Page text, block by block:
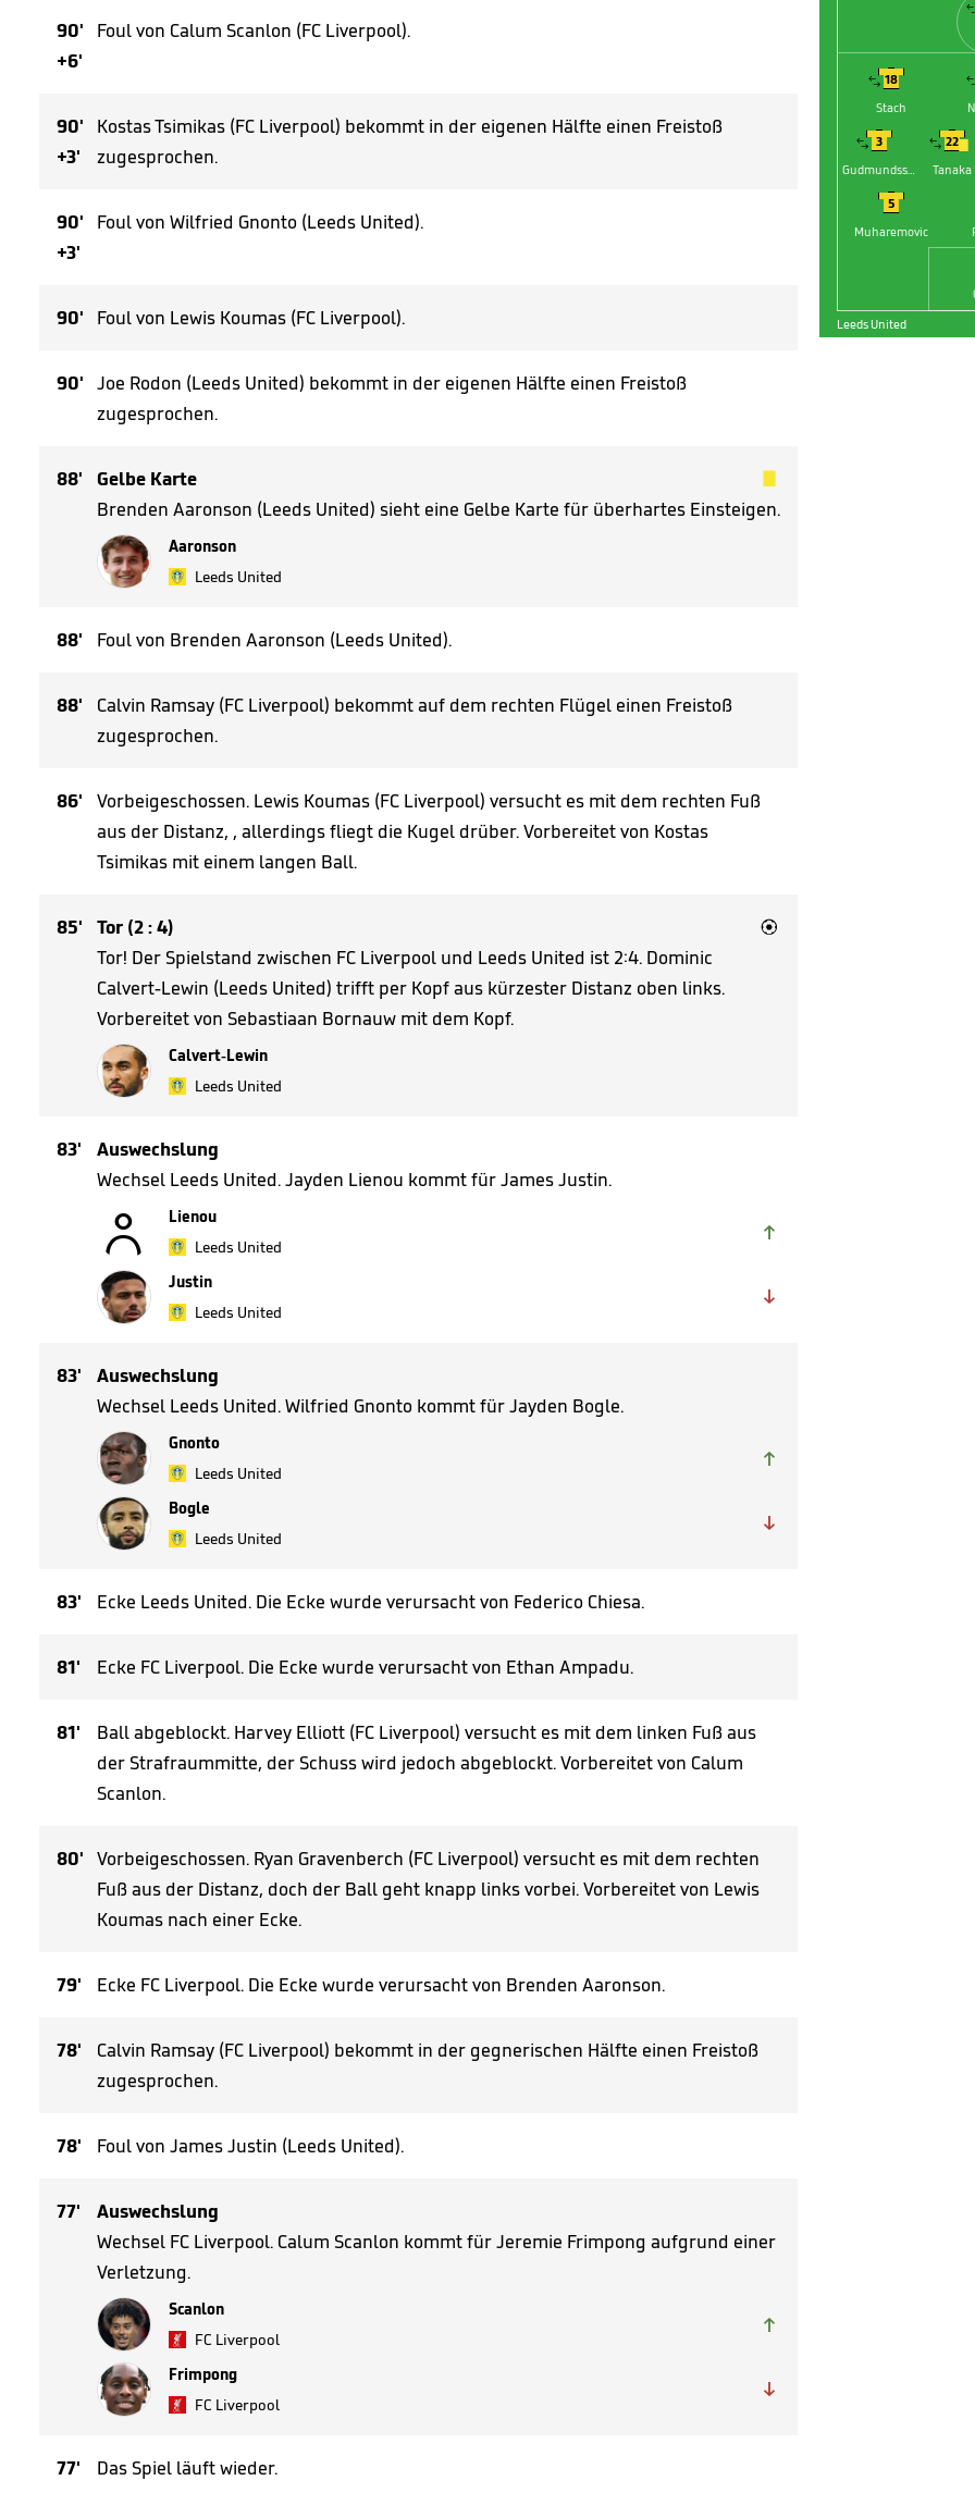
90'
+6'
Foul von Calum Scanlon (FC Liverpool).
90'
+3'
Kostas Tsimikas (FC Liverpool) bekommt in der eigenen Hälfte einen Freistoß
zugesprochen.
90'
+3'
Foul von Wilfried Gnonto (Leeds United).
90' Foul von Lewis Koumas (FC Liverpool).
90' Joe Rodon (Leeds United) bekommt in der eigenen Hälfte einen Freistoß
zugesprochen.
88' Gelbe Karte
Brenden Aaronson (Leeds United) sieht eine Gelbe Karte für überhartes Einsteigen.
Aaronson
Leeds United
88' Foul von Brenden Aaronson (Leeds United).
88'
Calvin Ramsay (FC Liverpool) bekommt auf dem rechten Flügel einen Freistoß
zugesprochen.
86'
Vorbeigeschossen. Lewis Koumas (FC Liverpool) versucht es mit dem rechten Fuß
aus der Distanz, , allerdings fliegt die Kugel drüber. Vorbereitet von Kostas
Tsimikas mit einem langen Ball.
85' Tor (2 : 4) 
Tor! Der Spielstand zwischen FC Liverpool und Leeds United ist 2:4. Dominic
Calvert-Lewin (Leeds United) trifft per Kopf aus kürzester Distanz oben links.
Vorbereitet von Sebastiaan Bornauw mit dem Kopf.
Calvert-Lewin
Leeds United
83'
Auswechslung
Wechsel Leeds United. Jayden Lienou kommt für James Justin.

Lienou
Leeds United

Justin
Leeds United

83'
Auswechslung
Wechsel Leeds United. Wilfried Gnonto kommt für Jayden Bogle.
Gnonto
Leeds United

Bogle
Leeds United

83' Ecke Leeds United. Die Ecke wurde verursacht von Federico Chiesa.
81' Ecke FC Liverpool. Die Ecke wurde verursacht von Ethan Ampadu.
81'
Ball abgeblockt. Harvey Elliott (FC Liverpool) versucht es mit dem linken Fuß aus
der Strafraummitte, der Schuss wird jedoch abgeblockt. Vorbereitet von Calum
Scanlon.
80' Vorbeigeschossen. Ryan Gravenberch (FC Liverpool) versucht es mit dem rechten
Fuß aus der Distanz, doch der Ball geht knapp links vorbei. Vorbereitet von Lewis
Koumas nach einer Ecke.
79' Ecke FC Liverpool. Die Ecke wurde verursacht von Brenden Aaronson.
78'
Calvin Ramsay (FC Liverpool) bekommt in der gegnerischen Hälfte einen Freistoß
zugesprochen.
78' Foul von James Justin (Leeds United).
77'
Auswechslung
Wechsel FC Liverpool. Calum Scanlon kommt für Jeremie Frimpong aufgrund einer
Verletzung.
Scanlon
FC Liverpool

Frimpong
FC Liverpool

77' Das Spiel läuft wieder.


5
Muharemovic


22


Tanaka


3

Gudmundsson


18

Stach
Leeds United